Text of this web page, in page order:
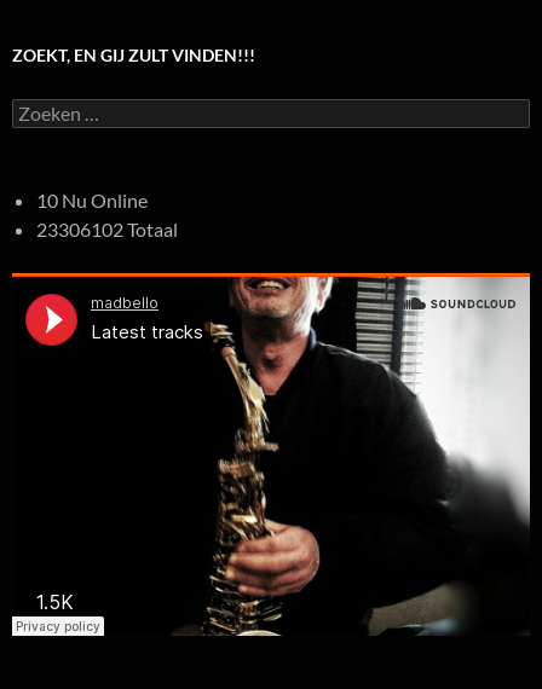
ZOEKT, EN GIJ ZULT VINDEN!!!
Zoeken
naar:
10 Nu Online
23306102 Totaal